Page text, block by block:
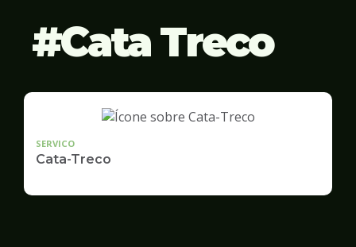
Cata Treco
SERVICO
Cata-Treco